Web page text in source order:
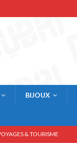
BIJOUX
& TOURISME